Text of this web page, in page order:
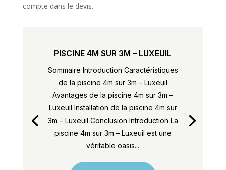
compte dans le devis.
PISCINE 4M SUR 3M – LUXEUIL
Sommaire Introduction Caractéristiques
de la piscine 4m sur 3m – Luxeuil
Avantages de la piscine 4m sur 3m –
Luxeuil Installation de la piscine 4m sur
3m – Luxeuil Conclusion Introduction La
piscine 4m sur 3m – Luxeuil est une
véritable oasis...